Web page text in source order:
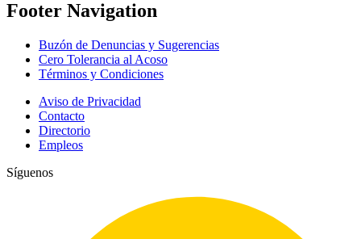
Footer Navigation
Buzón de Denuncias y Sugerencias
Cero Tolerancia al Acoso
Términos y Condiciones
Aviso de Privacidad
Contacto
Directorio
Empleos
Síguenos